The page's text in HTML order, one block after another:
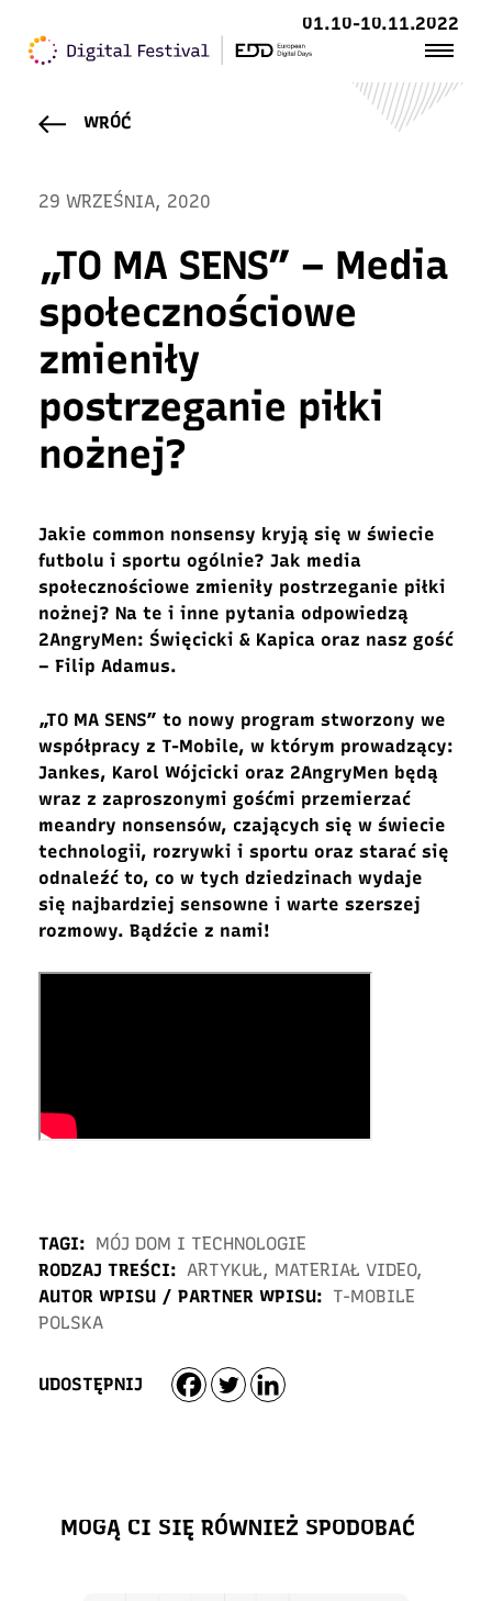
01.10-10.11.2022
WRÓĆ
29 WRZEŚNIA, 2020
„TO MA SENS” – Media
społecznościowe
zmieniły
postrzeganie piłki
nożnej?
Jakie common nonsensy kryją się w świecie
futbolu i sportu ogólnie? Jak media
społecznościowe zmieniły postrzeganie piłki
nożnej? Na te i inne pytania odpowiedzą
2AngryMen: Święcicki & Kapica oraz nasz gość
– Filip Adamus.
„TO MA SENS” to nowy program stworzony we
współpracy z T-Mobile, w którym prowadzący:
Jankes, Karol Wójcicki oraz 2AngryMen będą
wraz z zaproszonymi gośćmi przemierzać
meandry nonsensów, czających się w świecie
technologii, rozrywki i sportu oraz starać się
odnaleźć to, co w tych dziedzinach wydaje
się najbardziej sensowne i warte szerszej
rozmowy. Bądźcie z nami!
TAGI: MÓJ DOM I TECHNOLOGIE
RODZAJ TREŚCI: ARTYKUŁ, MATERIAŁ VIDEO,
AUTOR WPISU / PARTNER WPISU: T-MOBILE
POLSKA
UDOSTĘPNIJ
MOGĄ CI SIĘ RÓWNIEŻ SPODOBAĆ